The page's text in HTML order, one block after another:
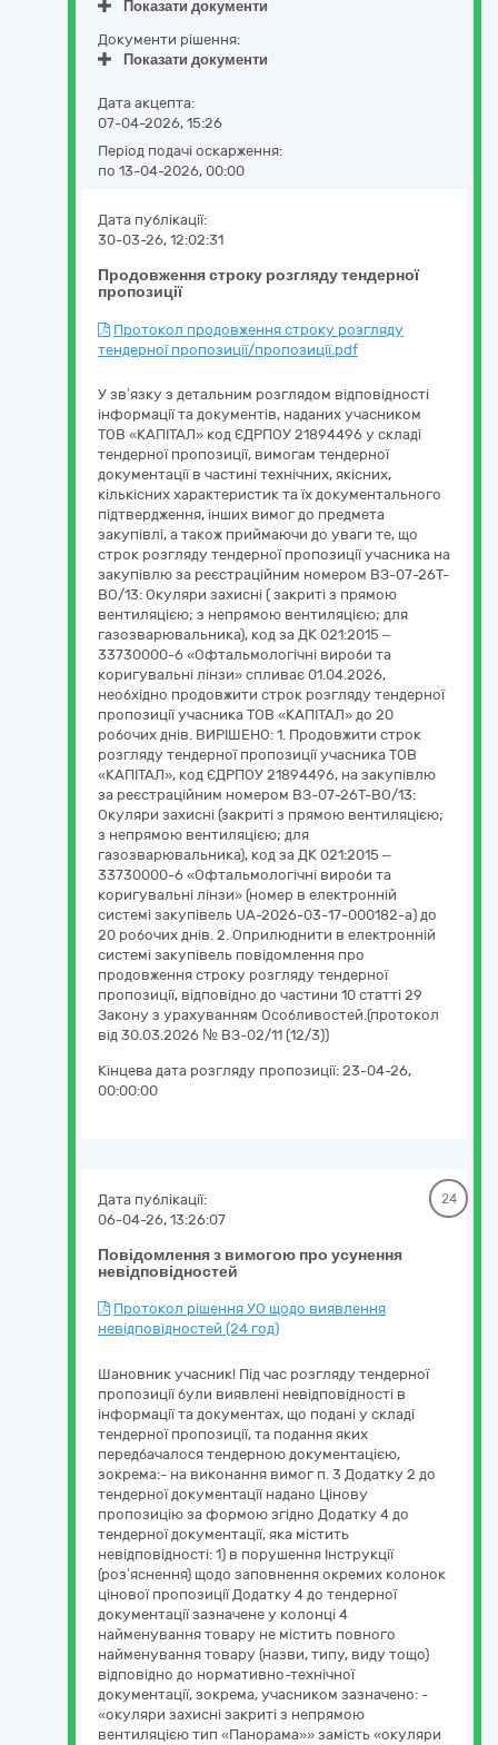
Показати документи
Документи рішення:
Показати документи
Дата акцепта:
07-04-2026, 15:26
Період подачі оскарження:
по 13-04-2026, 00:00
Продовження строку розгляду тендерної
пропозиції
Дата публікації:
30-03-26, 12:02:31
Протокол продовження строку розгляду
тендерної пропозиції/пропозиції.pdf
У зв’язку з детальним розглядом відповідності
інформації та документів, наданих учасником
ТОВ «КАПІТАЛ» код ЄДРПОУ 21894496 у складі
тендерної пропозиції, вимогам тендерної
документації в частині технічних, якісних,
кількісних характеристик та їх документального
підтвердження, інших вимог до предмета
закупівлі, а також приймаючи до уваги те, що
строк розгляду тендерної пропозиції учасника на
закупівлю за реєстраційним номером ВЗ-07-26Т-
ВО/13: Окуляри захисні ( закриті з прямою
вентиляцією; з непрямою вентиляцією; для
газозварювальника), код за ДК 021:2015 –
33730000-6 «Офтальмологічні вироби та
коригувальні лінзи» спливає 01.04.2026,
необхідно продовжити строк розгляду тендерної
пропозиції учасника ТОВ «КАПІТАЛ» до 20
робочих днів. ВИРІШЕНО: 1. Продовжити строк
розгляду тендерної пропозиції учасника ТОВ
«КАПІТАЛ», код ЄДРПОУ 21894496, на закупівлю
за реєстраційним номером ВЗ-07-26Т-ВО/13:
Окуляри захисні (закриті з прямою вентиляцією;
з непрямою вентиляцією; для
газозварювальника), код за ДК 021:2015 –
33730000-6 «Офтальмологічні вироби та
коригувальні лінзи» (номер в електронній
системі закупівель UA-2026-03-17-000182-a) до
20 робочих днів. 2. Оприлюднити в електронній
системі закупівель повідомлення про
продовження строку розгляду тендерної
пропозиції, відповідно до частини 10 статті 29
Закону з урахуванням Особливостей.(протокол
від 30.03.2026 № ВЗ-02/11 (12/3))
Кінцева дата розгляду пропозиції: 23-04-26,
00:00:00
Повідомлення з вимогою про усунення
невідповідностей
Дата публікації:
06-04-26, 13:26:07
24
Протокол рішення УО щодо виявлення
невідповідностей (24 год)
Шановник учасник! Під час розгляду тендерної
пропозиції були виявлені невідповідності в
інформації та документах, що подані у складі
тендерної пропозиції, та подання яких
передбачалося тендерною документацією,
зокрема:- на виконання вимог п. 3 Додатку 2 до
тендерної документації надано Цінову
пропозицію за формою згідно Додатку 4 до
тендерної документації, яка містить
невідповідності: 1) в порушення Інструкції
(роз’яснення) щодо заповнення окремих колонок
цінової пропозиції Додатку 4 до тендерної
документації зазначене у колонці 4
найменування товару не містить повного
найменування товару (назви, типу, виду тощо)
відповідно до нормативно-технічної
документації, зокрема, учасником зазначено: -
«окуляри захисні закриті з непрямою
вентиляцією тип «Панорама»» замість «окуляри